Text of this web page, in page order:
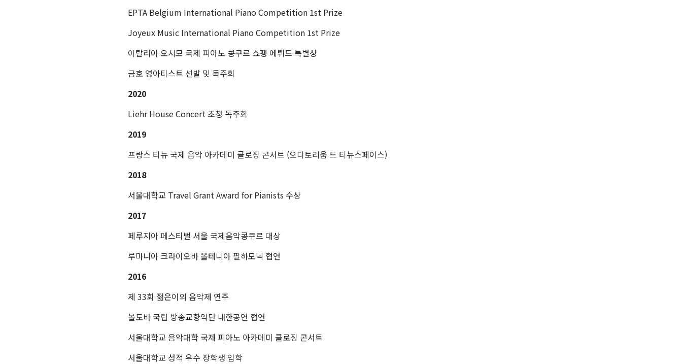
EPTA Belgium International Piano Competition 1st Prize
Joyeux Music International Piano Competition 1st Prize
이탈리아 오시모 국제 피아노 콩쿠르 쇼팽 에튀드 특별상
금호 영아티스트 선발 및 독주회
2020
Liehr House Concert 초청 독주회
2019
프랑스 티뉴 국제 음악 아카데미 클로징 콘서트 (오디토리움 드 티뉴스페이스)
2018
서울대학교 Travel Grant Award for Pianists 수상
2017
페루지아 페스티벌 서울 국제음악콩쿠르 대상
루마니아 크라이오바 올테니아 필하모닉 협연
2016
제 33회 젊은이의 음악제 연주
몰도바 국립 방송교향악단 내한공연 협연
서울대학교 음악대학 국제 피아노 아카데미 클로징 콘서트
서울대학교 성적 우수 장학생 입학